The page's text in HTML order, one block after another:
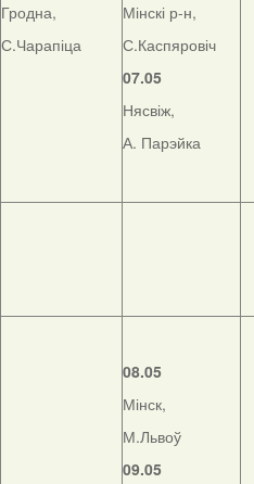
Гродна,
С.Чарапіца
Мінскі р-н,
С.Каспяровіч
07.05
Нясвіж,
А. Парэйка
08.05
Мінск,
М.Львоў
09.05